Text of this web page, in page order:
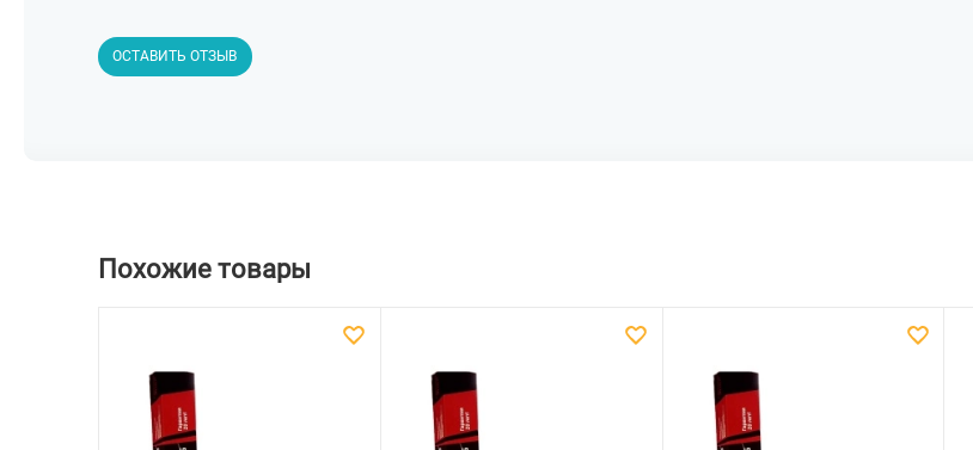
ОСТАВИТЬ ОТЗЫВ
Похожие товары